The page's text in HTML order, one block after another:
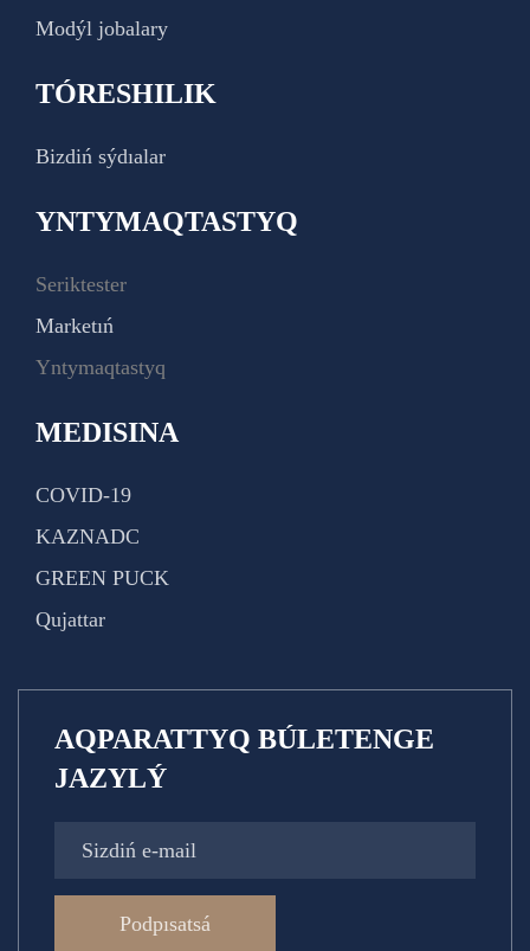
Modýl jobalary
TÓRESHILIK
Bizdiń sýdıalar
YNTYMAQTASTYQ
Seriktester
Marketıń
Yntymaqtastyq
MEDISINA
COVID-19
KAZNADC
GREEN PUCK
Qujattar
AQPARATTYQ BÚLETENGE
JAZYLÝ
Podpısatsá